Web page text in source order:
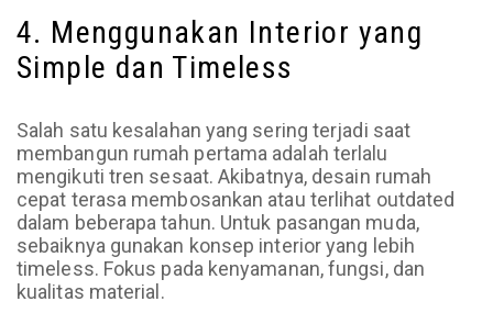
4. Menggunakan Interior yang
Simple dan Timeless
Salah satu kesalahan yang sering terjadi saat
membangun rumah pertama adalah terlalu
mengikuti tren sesaat. Akibatnya, desain rumah
cepat terasa membosankan atau terlihat outdated
dalam beberapa tahun. Untuk pasangan muda,
sebaiknya gunakan konsep interior yang lebih
timeless. Fokus pada kenyamanan, fungsi, dan
kualitas material.